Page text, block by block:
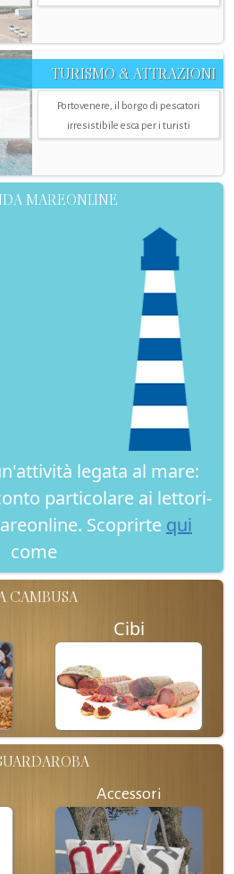
TURISMO & ATTRAZIONI
Portovenere, il borgo di pescatori
irresistibile esca per i turisti
MAREONLINE
legata al mare:
particolare ai lettori-
Scoprirte qui
come
CAMBUSA
Cibi
Accessori